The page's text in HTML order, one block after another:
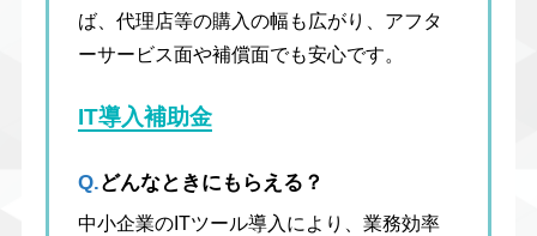
ば、代理店等の購入の幅も広がり、アフタ
ーサービス面や補償面でも安心です。
IT導入補助金
Q.どんなときにもらえる？
中小企業のITツール導入により、業務効率